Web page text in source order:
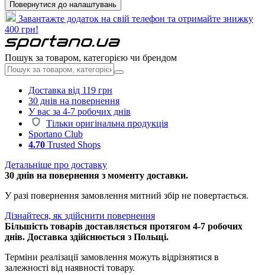
Повернутися до налаштувань
Завантажте додаток на свій телефон та отримайте знижку
400 грн!
Пошук за товаром, категорією чи брендом
Доставка від 119 грн
30 днів на повернення
У вас за 4-7 робочих днів
Тільки оригінальна продукція
Sportano Club
4.70 Trusted Shops
Детальніше про доставку
30 днів на повернення з моменту доставки.
У разі повернення замовлення митний збір не повертається.
Дізнайтеся, як здійснити повернення
Більшість товарів доставляється протягом 4-7 робочих
днів. Доставка здійснюється з Польщі.
Терміни реалізації замовлення можуть відрізнятися в
залежності від наявності товару.